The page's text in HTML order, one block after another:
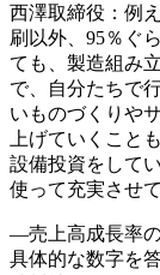
西澤取締役：例
刷以外、95％ぐ
ても、製造組み
で、自分たちで
いものづくりや
上げていくこと
設備投資をして
使って充実させ
―売上高成長率
具体的な数字を